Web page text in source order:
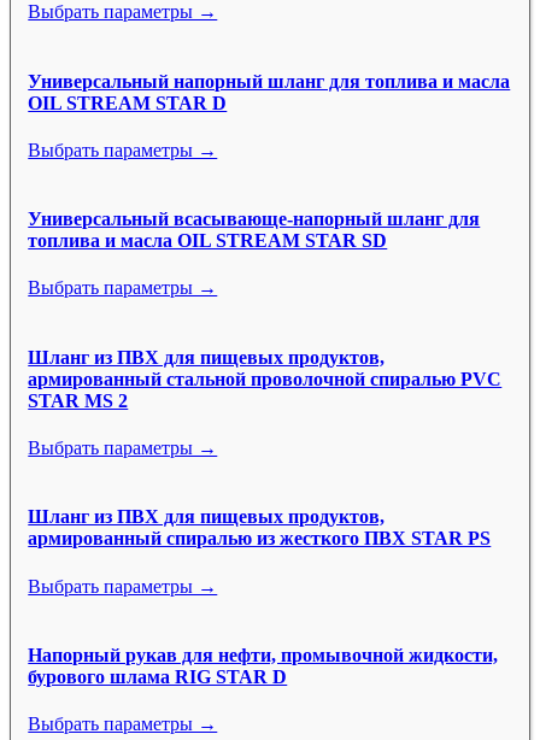
Выбрать параметры →
Универсальный напорный шланг для топлива и масла
OIL STREAM STAR D
Выбрать параметры →
Универсальный всасывающе-напорный шланг для
топлива и масла OIL STREAM STAR SD
Выбрать параметры →
Шланг из ПВХ для пищевых продуктов,
армированный стальной проволочной спиралью PVC
STAR MS 2
Выбрать параметры →
Шланг из ПВХ для пищевых продуктов,
армированный спиралью из жесткого ПВХ STAR PS
Выбрать параметры →
Напорный рукав для нефти, промывочной жидкости,
бурового шлама RIG STAR D
Выбрать параметры →